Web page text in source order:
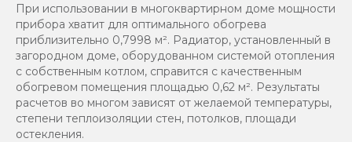
При использовании в многоквартирном доме мощности
прибора хватит для оптимального обогрева
приблизительно 0,7998 м². Радиатор, установленный в
загородном доме, оборудованном системой отопления
с собственным котлом, справится с качественным
обогревом помещения площадью 0,62 м². Результаты
расчетов во многом зависят от желаемой температуры,
степени теплоизоляции стен, потолков, площади
остекления.